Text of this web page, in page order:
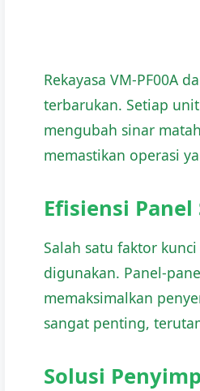
Rekayasa VM-PF00A
terbarukan. Setiap
mengubah sinar
memastikan operasi
Efisiensi Panel
Salah satu faktor
digunakan. Panel-
memaksimalkan
sangat penting,
Solusi